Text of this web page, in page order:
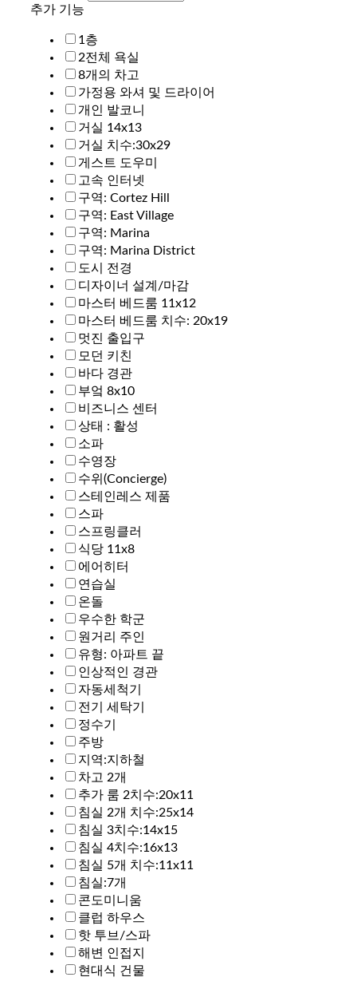
추가 기능
1층
2전체 욕실
8개의 차고
가정용 와셔 및 드라이어
개인 발코니
거실 14x13
거실 치수:30x29
게스트 도우미
고속 인터넷
구역: Cortez Hill
구역: East Village
구역: Marina
구역: Marina District
도시 전경
디자이너 설계/마감
마스터 베드룸 11x12
마스터 베드룸 치수: 20x19
멋진 출입구
모던 키친
바다 경관
부엌 8x10
비즈니스 센터
상태 : 활성
소파
수영장
수위(Concierge)
스테인레스 제품
스파
스프링클러
식당 11x8
에어히터
연습실
온돌
우수한 학군
원거리 주인
유형: 아파트 끝
인상적인 경관
자동세척기
전기 세탁기
정수기
주방
지역:지하철
차고 2개
추가 룸 2치수:20x11
침실 2개 치수:25x14
침실 3치수:14x15
침실 4치수:16x13
침실 5개 치수:11x11
침실:7개
콘도미니움
클럽 하우스
핫 투브/스파
해변 인접지
현대식 건물